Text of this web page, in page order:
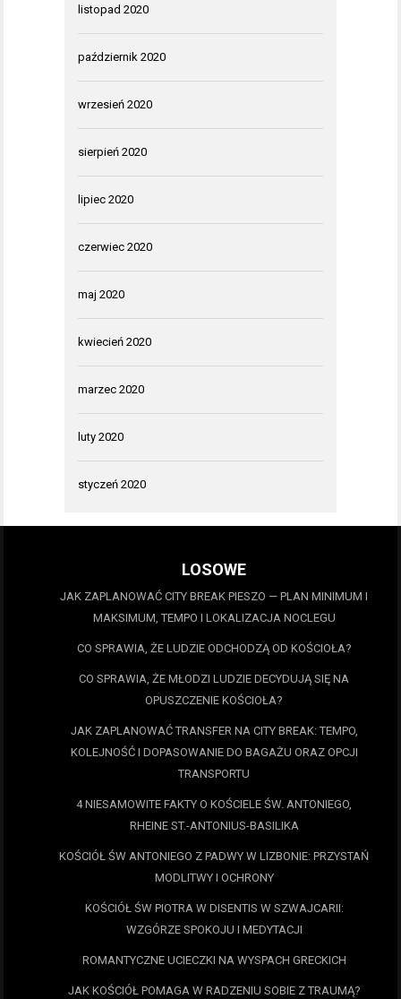
listopad 2020
październik 2020
wrzesień 2020
sierpień 2020
lipiec 2020
czerwiec 2020
maj 2020
kwiecień 2020
marzec 2020
luty 2020
styczeń 2020
LOSOWE
JAK ZAPLANOWAĆ CITY BREAK PIESZO — PLAN MINIMUM I
MAKSIMUM, TEMPO I LOKALIZACJA NOCLEGU
CO SPRAWIA, ŻE LUDZIE ODCHODZĄ OD KOŚCIOŁA?
CO SPRAWIA, ŻE MŁODZI LUDZIE DECYDUJĄ SIĘ NA
OPUSZCZENIE KOŚCIOŁA?
JAK ZAPLANOWAĆ TRANSFER NA CITY BREAK: TEMPO,
KOLEJNOŚĆ I DOPASOWANIE DO BAGAŻU ORAZ OPCJI
TRANSPORTU
4 NIESAMOWITE FAKTY O KOŚCIELE ŚW. ANTONIEGO,
RHEINE ST.-ANTONIUS-BASILIKA
KOŚCIÓŁ ŚW ANTONIEGO Z PADWY W LIZBONIE: PRZYSTAŃ
MODLITWY I OCHRONY
KOŚCIÓŁ ŚW PIOTRA W DISENTIS W SZWAJCARII:
WZGÓRZE SPOKOJU I MEDYTACJI
ROMANTYCZNE UCIECZKI NA WYSPACH GRECKICH
JAK KOŚCIÓŁ POMAGA W RADZENIU SOBIE Z TRAUMĄ?